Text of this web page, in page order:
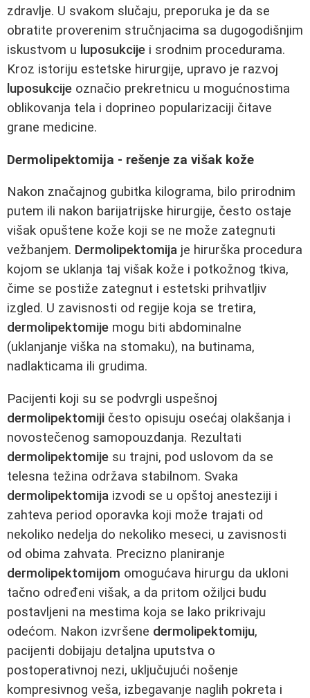
zdravlje. U svakom slučaju, preporuka je da se
obratite proverenim stručnjacima sa dugogodišnjim
iskustvom u luposukcije i srodnim procedurama.
Kroz istoriju estetske hirurgije, upravo je razvoj
luposukcije označio prekretnicu u mogućnostima
oblikovanja tela i doprineo popularizaciji čitave
grane medicine.
Dermolipektomija - rešenje za višak kože
Nakon značajnog gubitka kilograma, bilo prirodnim
putem ili nakon barijatrijske hirurgije, često ostaje
višak opuštene kože koji se ne može zategnuti
vežbanjem. Dermolipektomija je hirurška procedura
kojom se uklanja taj višak kože i potkožnog tkiva,
čime se postiže zategnut i estetski prihvatljiv
izgled. U zavisnosti od regije koja se tretira,
dermolipektomije mogu biti abdominalne
(uklanjanje viška na stomaku), na butinama,
nadlakticama ili grudima.
Pacijenti koji su se podvrgli uspešnoj
dermolipektomiji često opisuju osećaj olakšanja i
novostečenog samopouzdanja. Rezultati
dermolipektomije su trajni, pod uslovom da se
telesna težina održava stabilnom. Svaka
dermolipektomija izvodi se u opštoj anesteziji i
zahteva period oporavka koji može trajati od
nekoliko nedelja do nekoliko meseci, u zavisnosti
od obima zahvata. Precizno planiranje
dermolipektomijom omogućava hirurgu da ukloni
tačno određeni višak, a da pritom ožiljci budu
postavljeni na mestima koja se lako prikrivaju
odećom. Nakon izvršene dermolipektomiju,
pacijenti dobijaju detaljna uputstva o
postoperativnoj nezi, uključujući nošenje
kompresivnog veša, izbegavanje naglih pokreta i